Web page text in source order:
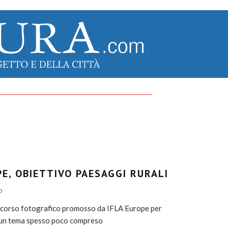
OBIETTIVO PAESAGGI RURALI
fotografico promosso da IFLA Europe per
tema spesso poco compreso